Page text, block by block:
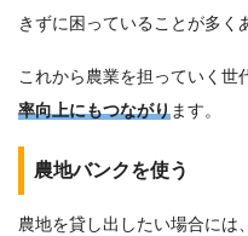
きずに困っていることが多く
これから農業を担っていく世
率向上にもつながります。
農地バンクを使う
農地を貸し出したい場合には